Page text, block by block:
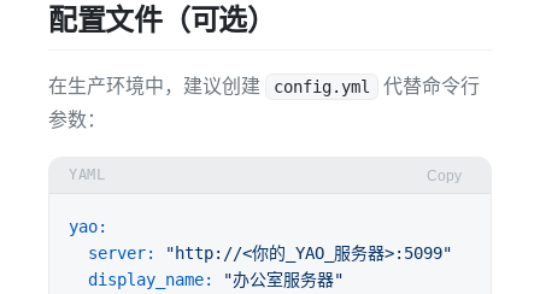
配置文件（可选）
在生产环境中，建议创建 config.yml
代替命令行
参数：
YAML Copy
yao:
server:
"http://<你的_YAO_服务器>:5099"
display_name:
"办公室服务器"